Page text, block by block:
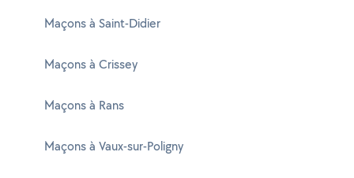
Maçons à Saint-Didier
Maçons à Crissey
Maçons à Rans
Maçons à Vaux-sur-Poligny